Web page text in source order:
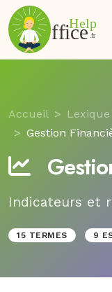
Accueil Lexique
Gestion
Indicateurs et
15 TERMES 9